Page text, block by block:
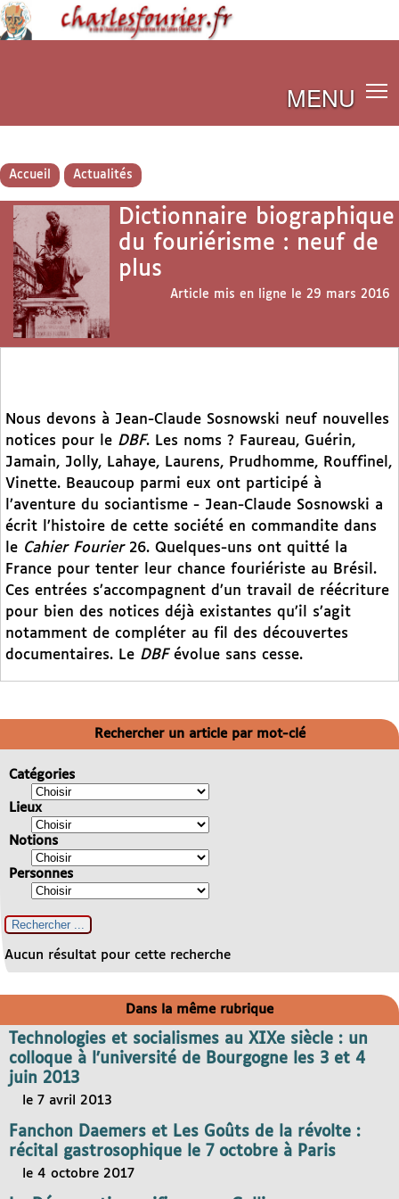
MENU
Accueil Actualités
Dictionnaire biographique
du fouriérisme : neuf de
plus
Article mis en ligne le 29 mars 2016
Nous devons à Jean-Claude Sosnowski neuf nouvelles
notices pour le DBF. Les noms ? Faureau, Guérin,
Jamain, Jolly, Lahaye, Laurens, Prudhomme, Rouffinel,
Vinette. Beaucoup parmi eux ont participé à
l’aventure du sociantisme - Jean-Claude Sosnowski a
écrit l’histoire de cette société en commandite dans
le Cahier Fourier26. Quelques-uns ont quitté la
France pour tenter leur chance fouriériste au Brésil.
Ces entrées s’accompagnent d’un travail de réécriture
pour bien des notices déjà existantes qu’il s’agit
notamment de compléter au fil des découvertes
documentaires. Le DBFévolue sans cesse.
Rechercher un article par mot-clé
Catégories
Lieux
Notions
Personnes
Aucun résultat pour cette recherche
Dans la même rubrique
Technologies et socialismes au XIXe siècle : un
colloque à l’université de Bourgogne les 3 et 4
juin 2013
le 7 avril 2013
Fanchon Daemers et Les Goûts de la révolte :
récital gastrosophique le 7 octobre à Paris
le 4 octobre 2017